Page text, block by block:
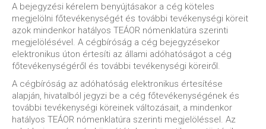
A bejegyzési kérelem benyújtásakor a cég köteles
megjelölni főtevékenységét és további tevékenységi köreit
azok mindenkor hatályos TEÁOR nómenklatúra szerinti
megjelölésével. A cégbíróság a cég bejegyzésekor
elektronikus úton értesíti az állami adóhatóságot a cég
főtevékenységéről és további tevékenységi köreiről.
A cégbíróság az adóhatóság elektronikus értesítése
alapján, hivatalból jegyzi be a cég főtevékenységének és
további tevékenységi köreinek változásait, a mindenkor
hatályos TEÁOR nómenklatúra szerinti megjelöléssel. Az